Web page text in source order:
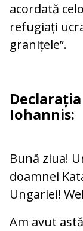
acordată
refugiați
granițele”.
Iohannis:
Bună ziua!
doamnei
Ungariei!
Am avut